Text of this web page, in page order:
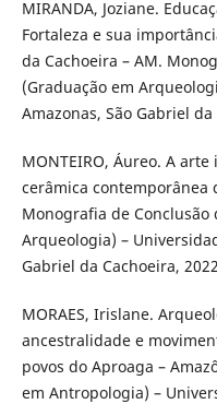
MIRANDA, Joziane.
Fortaleza e sua
da Cachoeira – AM.
(Graduação em
Amazonas, São Gabriel
MONTEIRO, Áureo. A
cerâmica contemporânea
Monografia de Conclusão
Arqueologia) –
Gabriel da Cachoeira,
MORAES, Irislane.
ancestralidade e
povos do Aproaga –
em Antropologia) –